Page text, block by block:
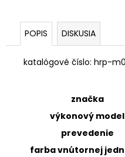
POPIS DISKUSIA
katalógové číslo: hrp-
značka
výkonový model
prevedenie
farba vnútornej